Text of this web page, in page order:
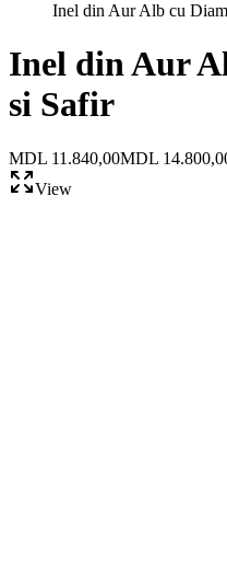
Inel din Aur Alb cu
Inel din Aur
si Safir
MDL 11.840,00MDL
View